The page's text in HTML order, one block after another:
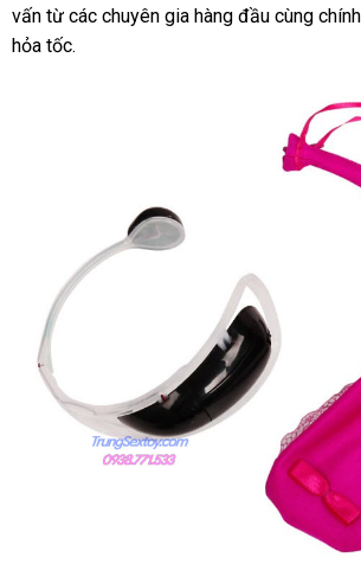
chữa
vấn từ hướng
dẫn
các chuyên gia hàng đầu cùng
hỏa tốc.